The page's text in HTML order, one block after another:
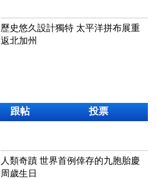
歷史悠久設計獨特 太平洋拼布展重
返北加州
跟帖 投票
人類奇蹟 世界首例倖存的九胞胎慶
周歲生日